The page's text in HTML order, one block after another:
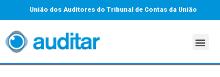
União dos Auditores do Tribunal de Contas da União